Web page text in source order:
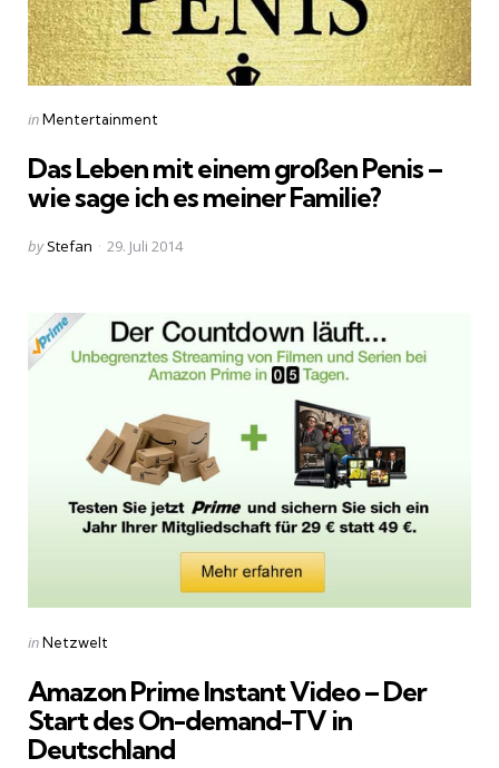
Categories
Posted
inMentertainment
Das Leben mit einem großen Penis –
wie sage ich es meiner Familie?
Posted
by Stefan 29. Juli 2014
Categories
Posted
inNetzwelt
Amazon Prime Instant Video – Der
Start des On-demand-TV in
Deutschland